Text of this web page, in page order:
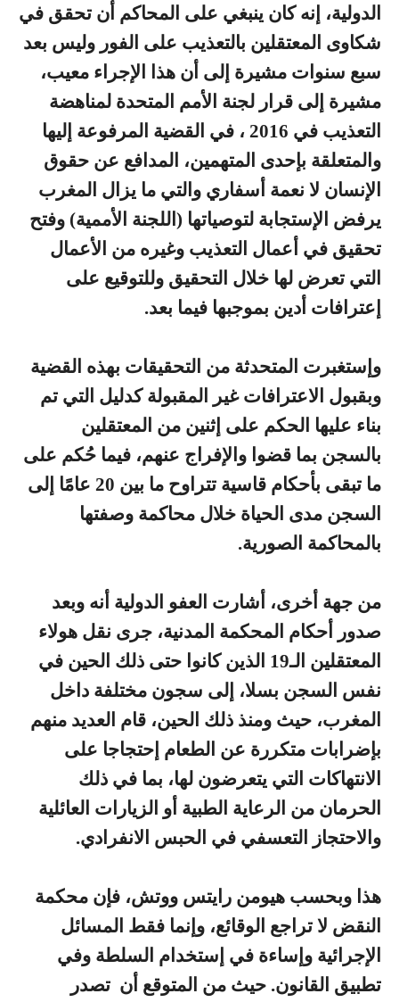
الدولية، إنه كان ينبغي على المحاكم أن تحقق في
شكاوى المعتقلين بالتعذيب على الفور وليس بعد
سبع سنوات مشيرة إلى أن هذا الإجراء معيب،
مشيرة إلى قرار لجنة الأمم المتحدة لمناهضة
التعذيب في 2016 ، في القضية المرفوعة إليها
والمتعلقة بإحدى المتهمين، المدافع عن حقوق
الإنسان لا نعمة أسفاري والتي ما يزال المغرب
يرفض الإستجابة لتوصياتها (اللجنة الأممية) وفتح
تحقيق في أعمال التعذيب وغيره من الأعمال
التي تعرض لها خلال التحقيق وللتوقيع على
إعترافات أدين بموجبها فيما بعد.
وإستغبرت المتحدثة من التحقيقات بهذه القضية
وبقبول الاعترافات غير المقبولة كدليل التي تم
بناء عليها الحكم على إثنين من المعتقلين
بالسجن بما قضوا والإفراج عنهم، فيما حُكم على
ما تبقى بأحكام قاسية تتراوح ما بين 20 عامًا إلى
السجن مدى الحياة خلال محاكمة وصفتها
بالمحاكمة الصورية.
من جهة أخرى، أشارت العفو الدولية أنه وبعد
صدور أحكام المحكمة المدنية، جرى نقل هولاء
المعتقلين الـ19 الذين كانوا حتى ذلك الحين في
نفس السجن بسلا، إلى سجون مختلفة داخل
المغرب، حيث ومنذ ذلك الحين، قام العديد منهم
بإضرابات متكررة عن الطعام إحتجاجا على
الانتهاكات التي يتعرضون لها، بما في ذلك
الحرمان من الرعاية الطبية أو الزيارات العائلية
والاحتجاز التعسفي في الحبس الانفرادي.
هذا وبحسب هيومن رايتس ووتش، فإن محكمة
النقض لا تراجع الوقائع، وإنما فقط المسائل
الإجرائية وإساءة في إستخدام السلطة وفي
تطبيق القانون. حيث من المتوقع أن تصدر